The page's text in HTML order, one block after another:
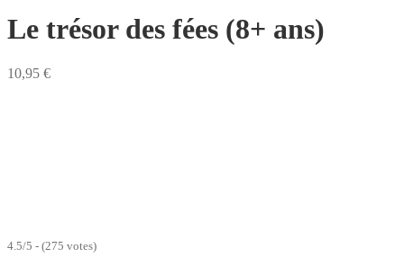
Le trésor des fées (8+ ans)
10,95 €
4.5/5 - (275 votes)